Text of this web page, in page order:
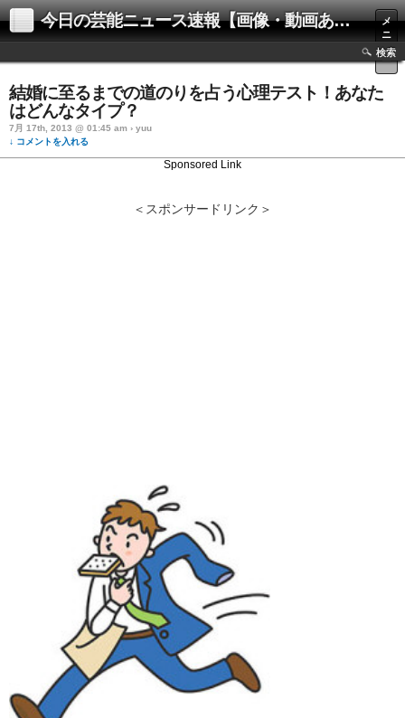
今日の芸能ニュース速報【画像・動画あり】
メ
ニ
ュ
ー
検索
結婚に至るまでの道のりを占う心理テスト！あなた
はどんなタイプ？
7月 17th, 2013 @ 01:45 am › yuu
↓ コメントを入れる
Sponsored Link
＜スポンサードリンク＞